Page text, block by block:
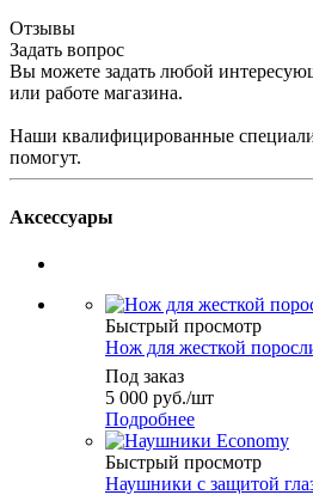
Отзывы
Задать вопрос
Вы можете задать любой
или работе магазина.
Наши квалифицированные
помогут.
Аксессуары
Быстрый просмотр
Нож для жесткой
Под заказ
5 000 руб./шт
Подробнее
Быстрый просмотр
Наушники с защитой